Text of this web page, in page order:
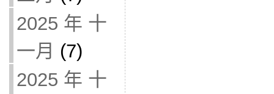
2025 年 十
一月 (7)
2025 年 十